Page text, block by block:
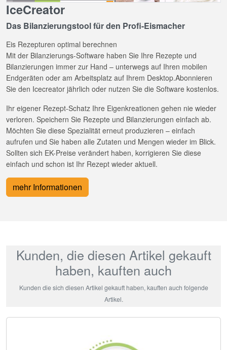
IceCreator
Das Bilanzierungstool für den Profi-Eismacher
Eis Rezepturen optimal berechnen
Mit der Bilanzierungs-Software haben Sie Ihre Rezepte und
Bilanzierungen immer zur Hand – unterwegs auf Ihren mobilen
Endgeräten oder am Arbeitsplatz auf Ihrem Desktop.Abonnieren
Sie den Icecreator jährlich oder nutzen Sie die Software kostenlos.
Ihr eigener Rezept-Schatz Ihre Eigenkreationen gehen nie wieder
verloren. Speichern Sie Rezepte und Bilanzierungen einfach ab.
Möchten Sie diese Spezialität erneut produzieren – einfach
aufrufen und Sie haben alle Zutaten und Mengen wieder im Blick.
Sollten sich EK-Preise verändert haben, korrigieren Sie diese
einfach und schon ist Ihr Rezept wieder aktuell.
mehr Informationen
Kunden, die diesen Artikel gekauft
haben, kauften auch
Kunden die sich diesen Artikel gekauft haben, kauften auch folgende
Artikel.